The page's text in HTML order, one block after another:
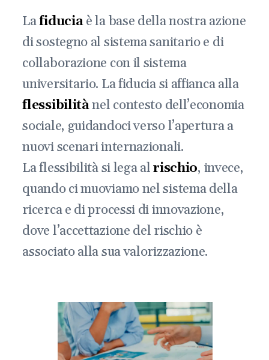
Lafiduciaè la base della nostra azione
di sostegno al sistema sanitario e di
collaborazione con il sistema
universitario. La fiducia si affianca alla
flessibilitànel contesto dell’economia
sociale, guidandoci verso l’apertura a
nuovi scenari internazionali.
La flessibilità si lega alrischio, invece,
quando ci muoviamo nel sistema della
ricerca e di processi di innovazione,
dove l’accettazione del rischio è
associato alla sua valorizzazione.